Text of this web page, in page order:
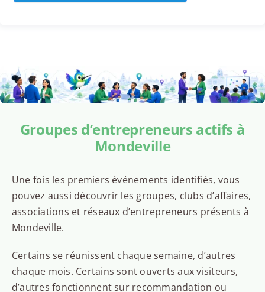
Groupes d’entrepreneurs actifs à
Mondeville
Une fois les premiers événements identifiés, vous
pouvez aussi découvrir les groupes, clubs d’affaires,
associations et réseaux d’entrepreneurs présents à
Mondeville.
Certains se réunissent chaque semaine, d’autres
chaque mois. Certains sont ouverts aux visiteurs,
d’autres fonctionnent sur recommandation ou